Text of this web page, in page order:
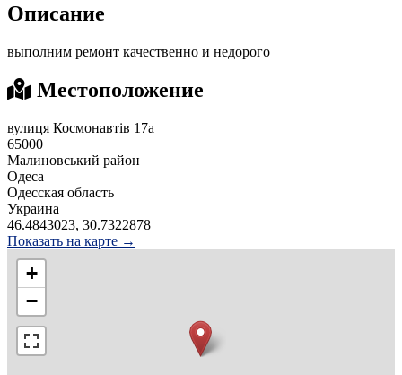
Описание
выполним ремонт качественно и недорого
Местоположение
вулиця Космонавтів 17a
65000
Малиновський район
Одеса
Одесская область
Украина
46.4843023, 30.7322878
Показать на карте →
+
−